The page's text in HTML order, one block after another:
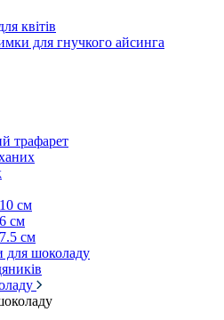
квітів
для гнучкого айсинга
трафарет
см
см
см
для шоколаду